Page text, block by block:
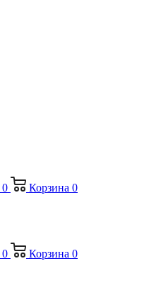
0 Корзина 0
0 Корзина 0